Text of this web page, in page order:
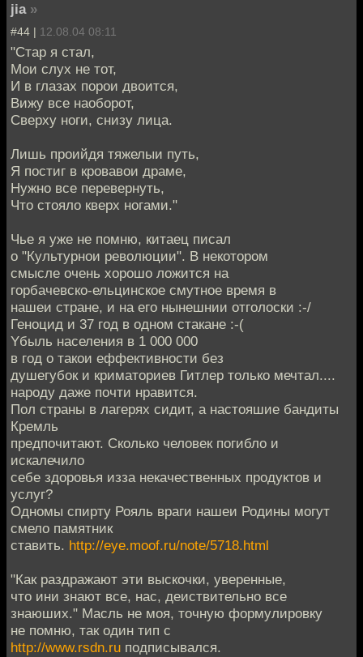
jia »
#44 | 12.08.04 08:11
"Стар я стал,
Мои слух не тот,
И в глазах порои двоится,
Вижу все наоборот,
Сверху ноги, снизу лица.
Лишь проийдя тяжелыи путь,
Я постиг в кровавои драме,
Нужно все перевернуть,
Что стояло кверх ногами."
Чье я уже не помню, китаец писал
о "Культурнои революции". В некотором
смысле очень хорошо ложится на
горбачевско-ельцинское смутное время в
нашеи стране, и на его нынешнии отголоски :-/
Геноцид и 37 год в одном стакане :-(
Yбыль населения в 1 000 000
в год о такои еффективности без
душегубок и криматориев Гитлер только мечтал....
народу даже почти нравится.
Пол страны в лагерях сидит, а настояшие бандиты
Кремль
предпочитают. Сколько человек погибло и
искалечило
себе здоровья изза некачественных продуктов и
услуг?
Одномы спирту Рояль враги нашеи Родины могут
смело памятник
ставить. http://eye.moof.ru/note/5718.html
"Как раздражают эти выскочки, уверенные,
что ини знают все, нас, деиствительно все
знаюших." Масль не моя, точную формулировку
не помню, так один тип с
http://www.rsdn.ru подписывался.